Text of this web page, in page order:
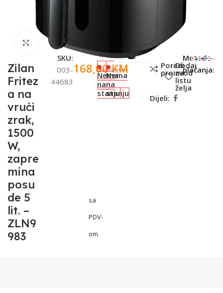
Click to enlarge
Zilan
Fritez
a na
vrući
zrak,
1500
W,
zapre
mina
posu
de 5
lit. –
ZLN9
983
SKU:
003-
44683
168,00KM
sa
PDV-
om
Nema
na
stanju
Nema
na
stanju
Poredi
proizvod
Dodaj
na
listu
želja
Dijeli:
Metode
plaćanja: